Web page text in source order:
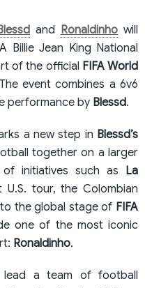
and Ronaldinho will
Billie Jean King National
of the official FIFA World
event combines a 6v6
performance by Blessd.
a new step in Blessd’s
together on a larger
initiatives such as La
tour, the Colombian
the global stage of FIFA
one of the most iconic
Ronaldinho.
lead a team of football